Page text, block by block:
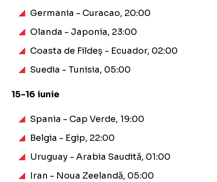
Germania - Curacao, 20:00
Olanda - Japonia, 23:00
Coasta de Fildeș - Ecuador, 02:00
Suedia - Tunisia, 05:00
15-16 iunie
Spania - Cap Verde, 19:00
Belgia - Egip, 22:00
Uruguay - Arabia Saudită, 01:00
Iran - Noua Zeelandă, 05:00